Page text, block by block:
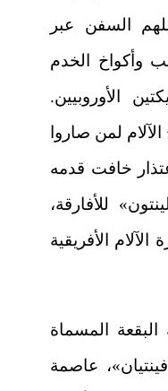
السفن عبر
وأكواخ الخدم
الأوروبيين.
لمن صاروا
خافت قدمه
للأفارقة،
الأفريقية
المسماة
عاصمة